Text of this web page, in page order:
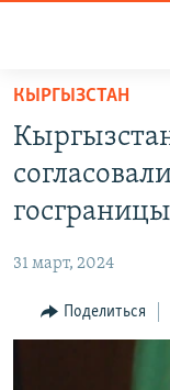
Вернуться
основному
содержанию
главной
навигации
Вернутся
ПОДПИСКА
НАСТОЯЩЕЕ
МИГРАНТ МЕДИА
КЫРГЫЗСТАН
госграницы
31 март, 2024
Поделиться